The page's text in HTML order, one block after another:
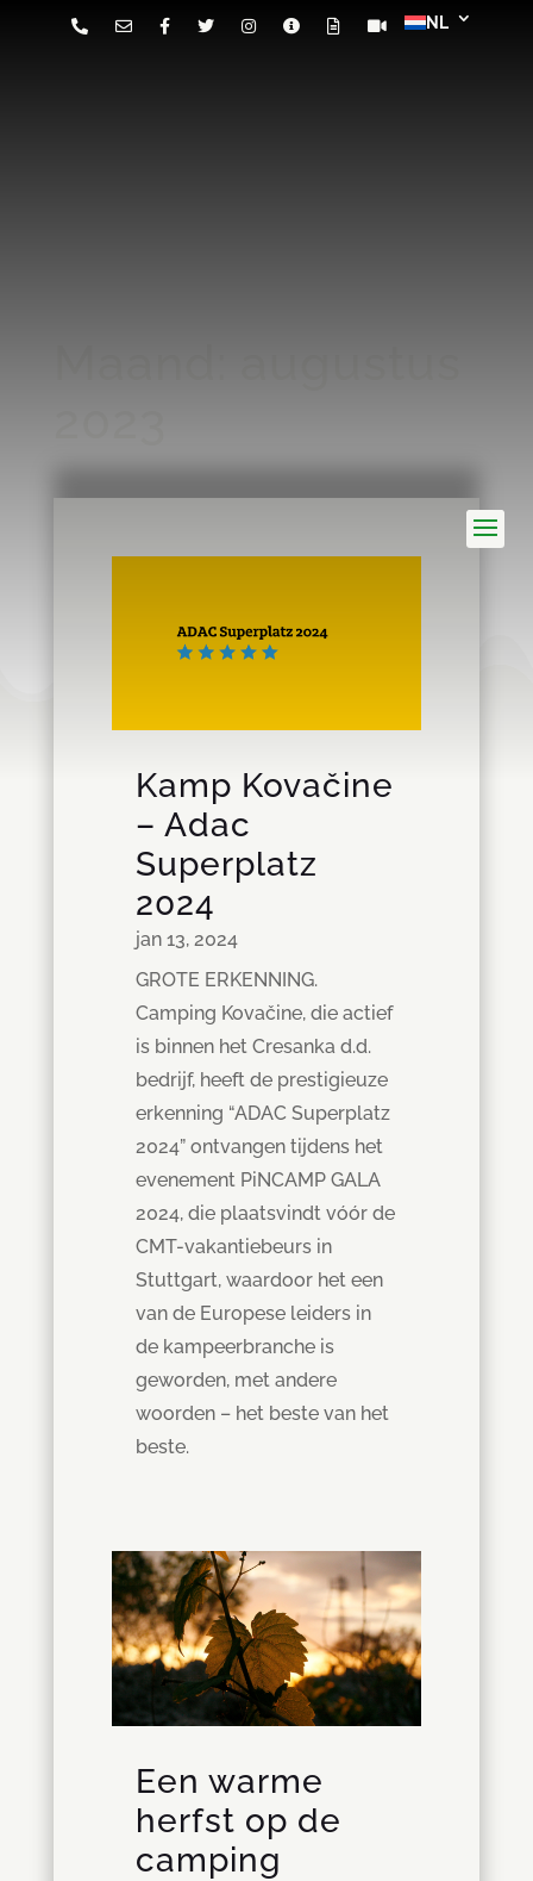
Kamp Kovačine
– Adac
Superplatz
2024
jan 13, 2024
GROTE ERKENNING.
Camping Kovačine, die actief
is binnen het Cresanka d.d.
bedrijf, heeft de prestigieuze
erkenning “ADAC Superplatz
2024” ontvangen tijdens het
evenement PiNCAMP GALA
2024, die plaatsvindt vóór de
CMT-vakantiebeurs in
Stuttgart, waardoor het een
van de Europese leiders in
de kampeerbranche is
geworden, met andere
woorden – het beste van het
beste.
Een warme
herfst op de
camping